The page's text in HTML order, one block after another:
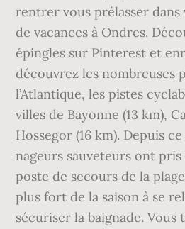
rentrer vous prélasser
de vacances à Ondres.
épingles sur Pinterest et
découvrez les nombreuses
l’Atlantique, les pistes
villes de Bayonne (13 km),
Hossegor (16 km). Depuis
nageurs sauveteurs ont
poste de secours de la
plus fort de la saison à se
sécuriser la baignade.